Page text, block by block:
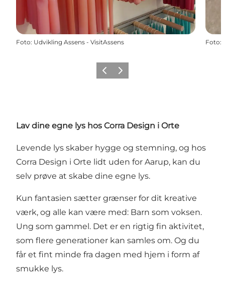
Foto: Udvikling Assens - VisitAssens Foto:
ForrigeNæste
Lav dine egne lys hos Corra Design i Orte
Levende lys skaber hygge og stemning, og hos
Corra Design i Orte lidt uden for Aarup, kan du
selv prøve at skabe dine egne lys.
Kun fantasien sætter grænser for dit kreative
værk, og alle kan være med: Barn som voksen.
Ung som gammel. Det er en rigtig fin aktivitet,
som flere generationer kan samles om. Og du
får et fint minde fra dagen med hjem i form af
smukke lys.